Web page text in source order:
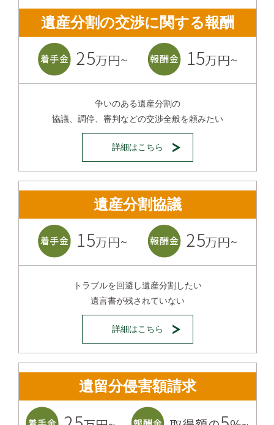
遺産分割の交渉に関する報酬
争いのある遺産分割の
協議、調停、審判などの交渉全般を頼みたい
詳細はこちら
遺産分割協議
トラブルを回避し遺産分割したい
遺言書が残されていない
詳細はこちら
遺留分侵害額請求